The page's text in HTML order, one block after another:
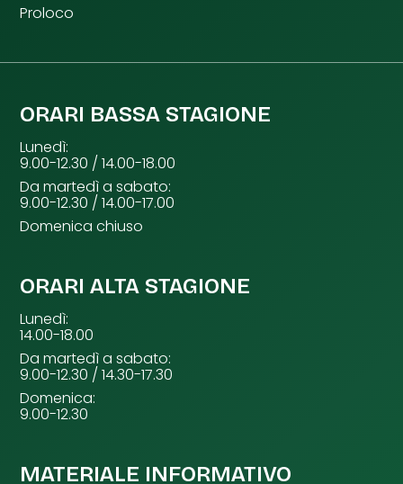
Proloco
ORARI BASSA STAGIONE
Lunedì:
9.00-12.30 / 14.00-18.00
Da martedì a sabato:
9.00-12.30 / 14.00-17.00
Domenica chiuso
ORARI ALTA STAGIONE
Lunedì:
14.00-18.00
Da martedì a sabato:
9.00-12.30 / 14.30-17.30
Domenica:
9.00-12.30
MATERIALE INFORMATIVO